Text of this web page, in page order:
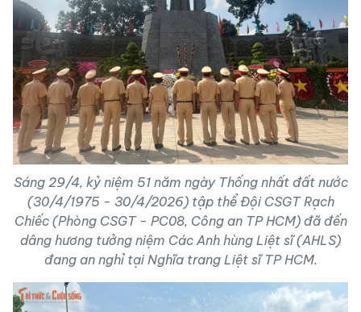
Sáng 29/4, kỷ niệm 51 năm ngày Thống nhất đất nước
(30/4/1975 - 30/4/2026) tập thể Đội CSGT Rạch
Chiếc (Phòng CSGT - PC08, Công an TP HCM) đã đến
dâng hương tưởng niệm Các Anh hùng Liệt sĩ (AHLS)
đang an nghỉ tại Nghĩa trang Liệt sĩ TP HCM.